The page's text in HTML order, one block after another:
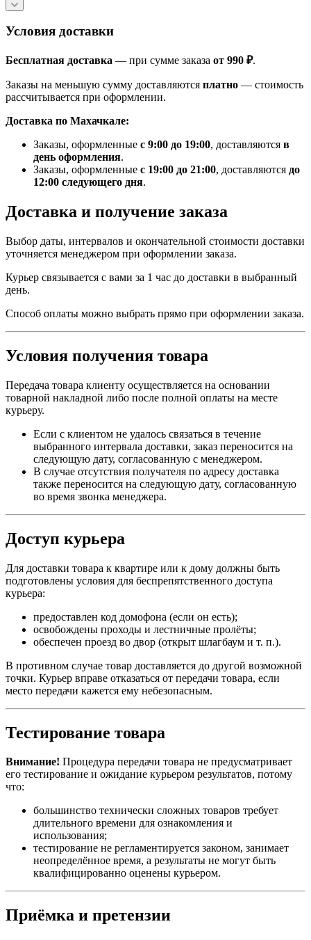
Условия доставки
Бесплатная доставка — при сумме заказа от 990 ₽.
Заказы на меньшую сумму доставляются платно — стоимость
рассчитывается при оформлении.
Доставка по Махачкале:
Заказы, оформленные с 9:00 до 19:00, доставляются в
день оформления.
Заказы, оформленные с 19:00 до 21:00, доставляются до
12:00 следующего дня.
Доставка и получение заказа
Выбор даты, интервалов и окончательной стоимости доставки
уточняется менеджером при оформлении заказа.
Курьер связывается с вами за 1 час до доставки в выбранный
день.
Способ оплаты можно выбрать прямо при оформлении заказа.
Условия получения товара
Передача товара клиенту осуществляется на основании
товарной накладной либо после полной оплаты на месте
курьеру.
Если с клиентом не удалось связаться в течение
выбранного интервала доставки, заказ переносится на
следующую дату, согласованную с менеджером.
В случае отсутствия получателя по адресу доставка
также переносится на следующую дату, согласованную
во время звонка менеджера.
Доступ курьера
Для доставки товара к квартире или к дому должны быть
подготовлены условия для беспрепятственного доступа
курьера:
предоставлен код домофона (если он есть);
освобождены проходы и лестничные пролёты;
обеспечен проезд во двор (открыт шлагбаум и т. п.).
В противном случае товар доставляется до другой возможной
точки. Курьер вправе отказаться от передачи товара, если
место передачи кажется ему небезопасным.
Тестирование товара
Внимание! Процедура передачи товара не предусматривает
его тестирование и ожидание курьером результатов, потому
что:
большинство технически сложных товаров требует
длительного времени для ознакомления и
использования;
тестирование не регламентируется законом, занимает
неопределённое время, а результаты не могут быть
квалифицированно оценены курьером.
Приёмка и претензии